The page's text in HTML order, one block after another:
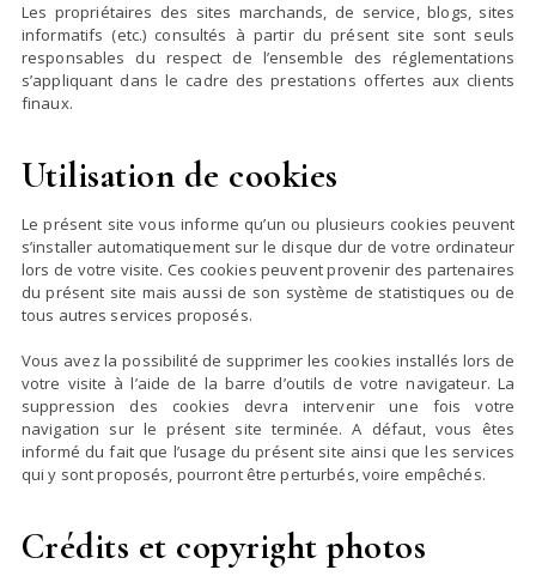
Les propriétaires des sites marchands, de service, blogs, sites
informatifs (etc.) consultés à partir du présent site sont seuls
responsables du respect de l’ensemble des réglementations
s’appliquant dans le cadre des prestations offertes aux clients
finaux.
Utilisation de cookies
Le présent site vous informe qu’un ou plusieurs cookies peuvent
s’installer automatiquement sur le disque dur de votre ordinateur
lors de votre visite. Ces cookies peuvent provenir des partenaires
du présent site mais aussi de son système de statistiques ou de
tous autres services proposés.
Vous avez la possibilité de supprimer les cookies installés lors de
votre visite à l’aide de la barre d’outils de votre navigateur. La
suppression des cookies devra intervenir une fois votre
navigation sur le présent site terminée. A défaut, vous êtes
informé du fait que l’usage du présent site ainsi que les services
qui y sont proposés, pourront être perturbés, voire empêchés.
Crédits et copyright photos